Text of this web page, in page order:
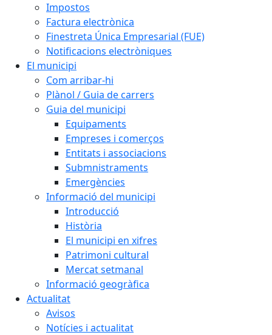
Impostos
Factura electrònica
Finestreta Única Empresarial (FUE)
Notificacions electròniques
El municipi
Com arribar-hi
Plànol / Guia de carrers
Guia del municipi
Equipaments
Empreses i comerços
Entitats i associacions
Submnistraments
Emergències
Informació del municipi
Introducció
Història
El municipi en xifres
Patrimoni cultural
Mercat setmanal
Informació geogràfica
Actualitat
Avisos
Notícies i actualitat